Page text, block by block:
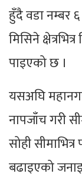
हुँदै वडा नम्बर
मिसिने
पाइएको छ ।
यसअघि
नापजाँच गरी
सोही
बढाइएको